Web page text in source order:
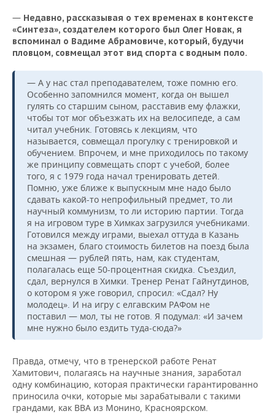
— Недавно, рассказывая о тех временах в контексте
«Синтеза», создателем которого был Олег Новак, я
вспоминал о Вадиме Абрамовиче, который, будучи
пловцом, совмещал этот вид спорта с водным поло.
— А у нас стал преподавателем, тоже помню его.
Особенно запомнился момент, когда он вышел
гулять со старшим сыном, расставив ему флажки,
чтобы тот мог объезжать их на велосипеде, а сам
читал учебник. Готовясь к лекциям, что
называется, совмещал прогулку с тренировкой и
обучением. Впрочем, и мне приходилось по такому
же принципу совмещать спорт с учебой, более
того, я с 1979 года начал тренировать детей.
Помню, уже ближе к выпускным мне надо было
сдавать какой-то непрофильный предмет, то ли
научный коммунизм, то ли историю партии. Тогда
я на игровом туре в Химках загрузился учебниками.
Готовился между играми, выехал оттуда в Казань
на экзамен, благо стоимость билетов на поезд была
смешная — рублей пять, нам, как студентам,
полагалась еще 50-процентная скидка. Съездил,
сдал, вернулся в Химки. Тренер Ренат Гайнутдинов,
о котором я уже говорил, спросил: «Сдал? Ну
молодец». И на игру с елгавским РАФом не
поставил — мол, ты не готов. Я подумал: «И зачем
мне нужно было ездить туда-сюда?»
Правда, отмечу, что в тренерской работе Ренат
Хамитович, полагаясь на научные знания, заработал
одну комбинацию, которая практически гарантированно
приносила очки, которые мы зарабатывали с такими
грандами, как ВВА из Монино, Красноярском.